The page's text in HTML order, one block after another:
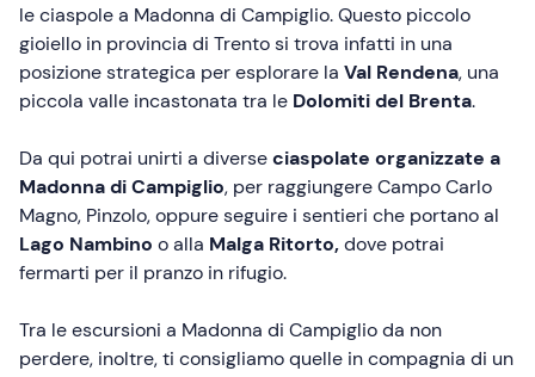
le ciaspole a Madonna di Campiglio. Questo piccolo
gioiello in provincia di Trento si trova infatti in una
posizione strategica per esplorare la Val Rendena, una
piccola valle incastonata tra le Dolomiti del Brenta.
Da qui potrai unirti a diverseciaspolate organizzate a
Madonna di Campiglio, per raggiungere Campo Carlo
Magno, Pinzolo, oppure seguire i sentieri che portano al
Lago Nambino o alla Malga Ritorto,dove potrai
fermarti per il pranzo in rifugio.
Tra le escursioni a Madonna di Campiglio da non
perdere, inoltre, ti consigliamo quelle in compagnia di un